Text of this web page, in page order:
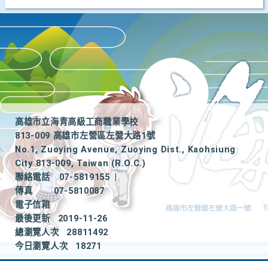
高雄市立海青高級工商職業學校
813-009 高雄市左營區左營大路1號
No.1, Zuoying Avenue, Zuoying Dist., Kaohsiung
City 813-009, Taiwan (R.O.C.)
聯絡電話
07-5819155
|
傳真
07-5810087
電子信箱
最後更新
2019-11-26
總瀏覽人次
28811492
今日瀏覽人次
18271